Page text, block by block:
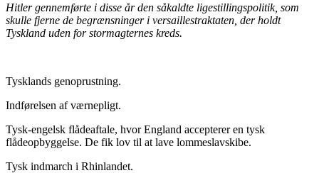
Hitler gennemførte i disse år den såkaldte ligestillingspolitik, som
skulle fjerne de begrænsninger i versaillestraktaten, der holdt
Tyskland uden for stormagternes kreds.
Tysklands genoprustning.
Indførelsen af værnepligt.
Tysk-engelsk flådeaftale, hvor England accepterer en tysk
flådeopbyggelse. De fik lov til at lave lommeslavskibe.
Tysk indmarch i Rhinlandet.